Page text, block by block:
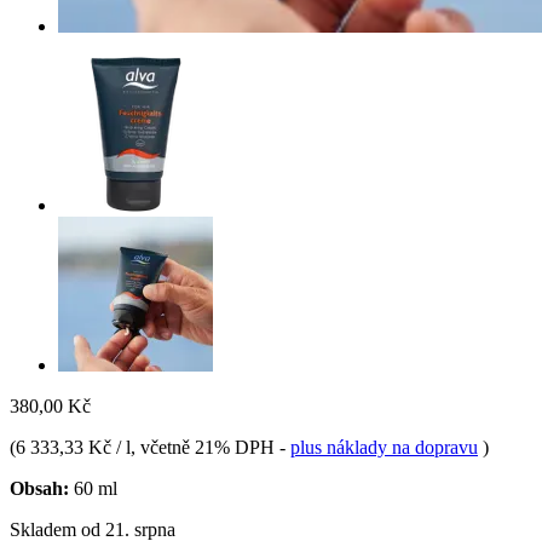
380,00 Kč
(6 333,33 Kč / l, včetně 21% DPH - plus náklady na dopravu )
Obsah: 60 ml
Skladem od 21. srpna